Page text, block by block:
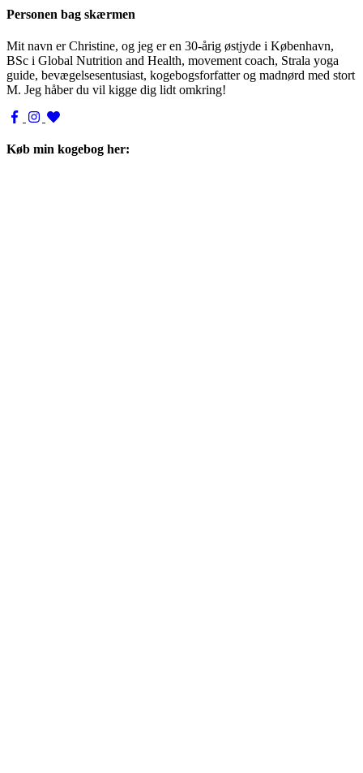
Personen bag skærmen
Mit navn er Christine, og jeg er en 30-årig østjyde i København,
BSc i Global Nutrition and Health, movement coach, Strala yoga
guide, bevægelsesentusiast, kogebogsforfatter og madnørd med stort
M. Jeg håber du vil kigge dig lidt omkring!
Køb min kogebog her: